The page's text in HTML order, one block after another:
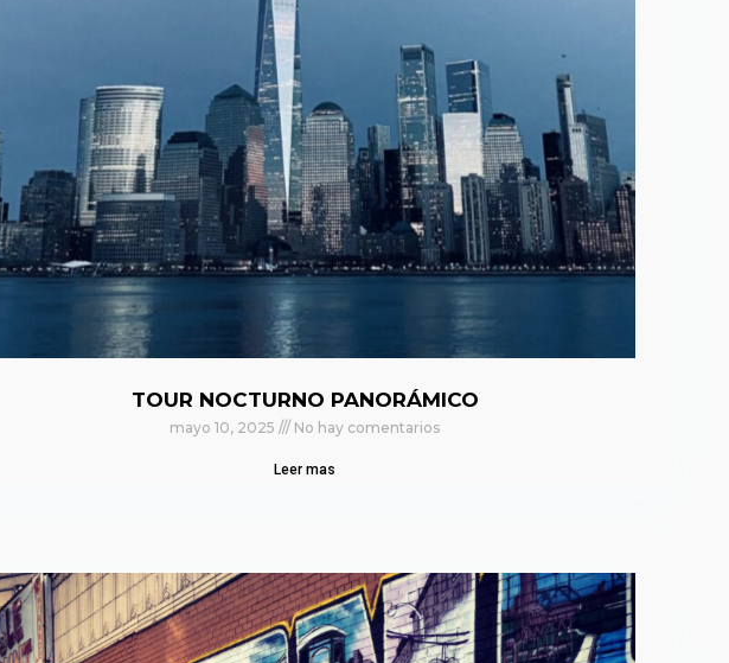
TOUR NOCTURNO PANORÁMICO
mayo 10, 2025 No hay comentarios
Leer mas